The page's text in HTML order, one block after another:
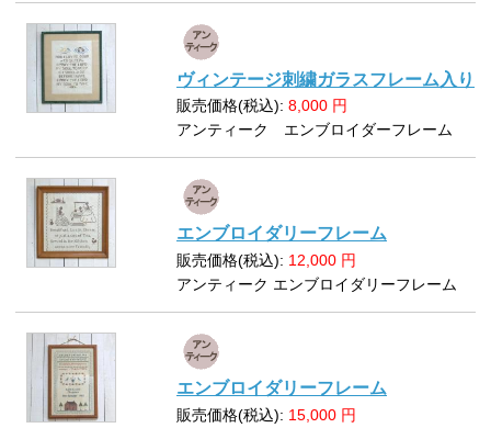
ヴィンテージ刺繍ガラスフレーム入り
販売価格(税込): 8,000 円
アンティーク エンブロイダーフレーム
エンブロイダリーフレーム
販売価格(税込): 12,000 円
アンティーク エンブロイダリーフレーム
エンブロイダリーフレーム
販売価格(税込): 15,000 円